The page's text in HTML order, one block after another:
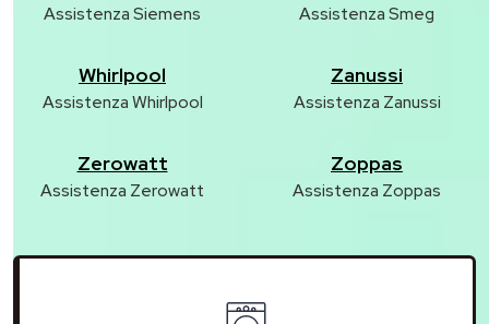
Assistenza Siemens Assistenza Smeg
Whirlpool
Assistenza Whirlpool
Zanussi
Assistenza Zanussi
Zerowatt
Assistenza Zerowatt
Zoppas
Assistenza Zoppas